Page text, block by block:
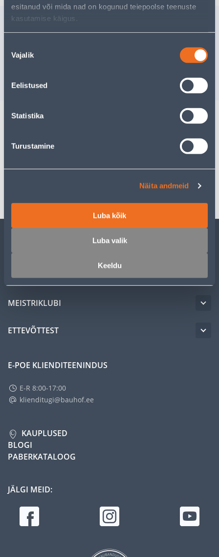
esitanud või mida nad on kogunud teiepoolse teenuste
kasutamise käigus.
valik
Vajalik
Eelistused
Statistika
Turustamine
Näita andmeid
Luba kõik
Luba valik
Keeldu
Sarnased tooted
Tarne pole
TEENUSED
MEISTRIKLUBI
ETTEVÕTTEST
E-POE KLIENDITEENINDUS
E-R 8:00-17:00
klienditugi@bauhof.ee
KAUPLUSED
BLOGI
PABERKATALOOG
JÄLGI MEID: